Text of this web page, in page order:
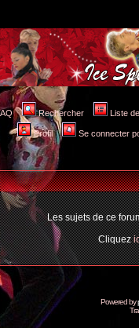
Rechercher Liste
Profil Se connecter
Les sujets de ce
Cliquez
Powered by